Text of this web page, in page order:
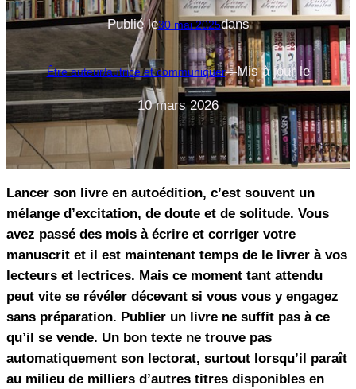
Publié le30 mai 2025dans
Être auteur/autrice et communiquer—Mis à jour le
10 mars 2026
Lancer son livre en autoédition, c’est souvent un
mélange d’excitation, de doute et de solitude. Vous
avez passé des mois à écrire et corriger votre
manuscrit et il est maintenant temps de le livrer à vos
lecteurs et lectrices. Mais ce moment tant attendu
peut vite se révéler décevant si vous vous y engagez
sans préparation. Publier un livre ne suffit pas à ce
qu’il se vende. Un bon texte ne trouve pas
automatiquement son lectorat, surtout lorsqu’il paraît
au milieu de milliers d’autres titres disponibles en